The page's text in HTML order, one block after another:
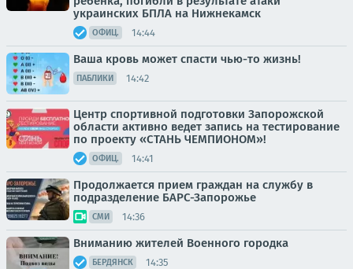
украинских БПЛА на Нижнекамск
ОФИЦ. 14:44
Ваша кровь может спасти чью-то жизнь!
ПАБЛИКИ 14:42
Центр спортивной подготовки Запорожской
области активно ведет запись на тестирование
по проекту «СТАНЬ ЧЕМПИОНОМ»!
ОФИЦ. 14:41
Продолжается прием граждан на службу в
подразделение БАРС-Запорожье
СМИ 14:36
Вниманию жителей Военного городка
БЕРДЯНСК 14:35